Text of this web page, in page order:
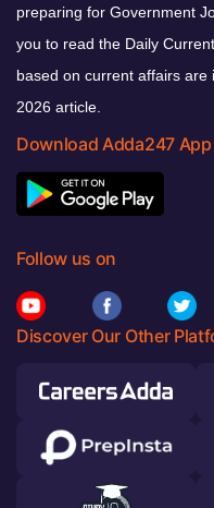
preparing for Government
you to read the Daily
based on current affairs are
2026 article.
Download Adda247 App
Follow us on
Discover Our Other